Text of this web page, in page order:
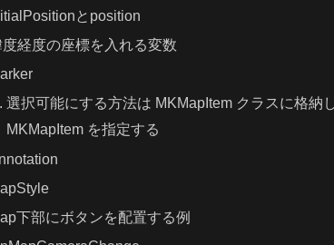
とposition
度経度の座標を入れる変数
選択可能にする方法は MKMapItem クラスに格納
MKMapItem を指定する
下部にボタンを配置する例